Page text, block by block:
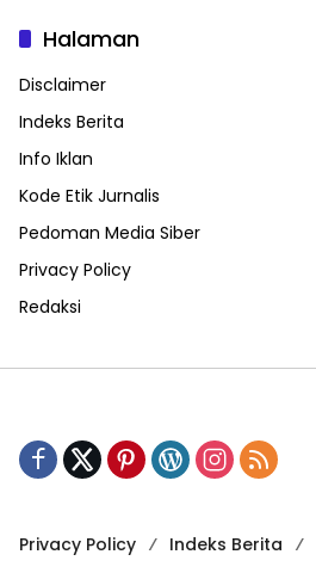
Halaman
Disclaimer
Indeks Berita
Info Iklan
Kode Etik Jurnalis
Pedoman Media Siber
Privacy Policy
Redaksi
Privacy Policy Indeks Berita